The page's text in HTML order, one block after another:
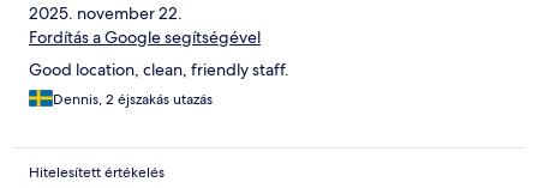
2025. november 22.
Fordítás a Google segítségével
Good location, clean, friendly staff.
Dennis, 2 éjszakás utazás
Hitelesített értékelés